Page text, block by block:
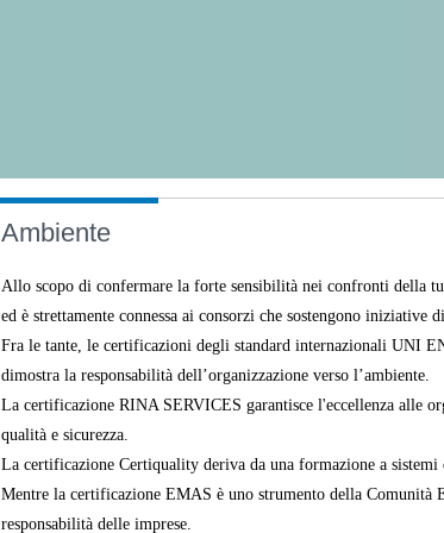
Ambiente
Allo scopo di confermare la forte sensibilità nei confronti della
ed è strettamente connessa ai consorzi che sostengono
Fra le tante, le certificazioni degli standard internazionali UNI
dimostra la responsabilità dell’organizzazione verso l’ambiente.
La certificazione RINA SERVICES garantisce l'eccellenza alle
qualità e sicurezza.
La certificazione Certiquality deriva da una formazione a
Mentre la certificazione EMAS è uno strumento della Comunità
responsabilità delle imprese.